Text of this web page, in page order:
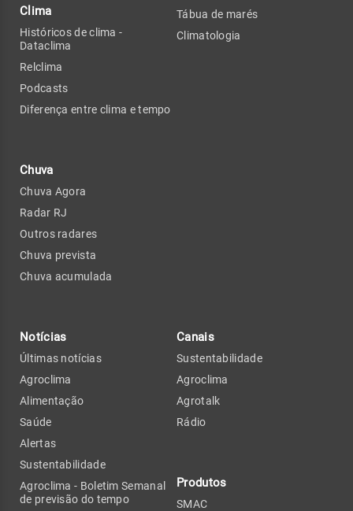
Clima
Históricos de clima -
Dataclima
Relclima
Podcasts
Diferença entre clima e tempo
Chuva
Chuva Agora
Radar RJ
Outros radares
Chuva prevista
Chuva acumulada
Tábua de marés
Climatologia
Notícias
Últimas notícias
Agroclima
Alimentação
Saúde
Alertas
Sustentabilidade
Agroclima - Boletim Semanal
de previsão do tempo
Canais
Sustentabilidade
Agroclima
Agrotalk
Rádio
Produtos
SMAC